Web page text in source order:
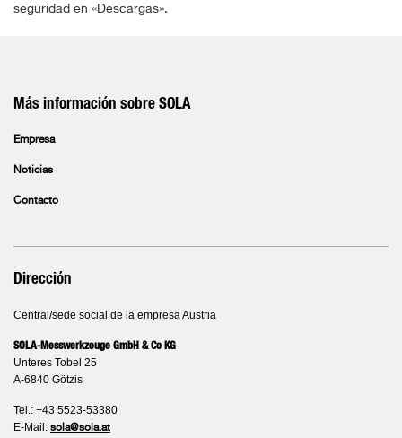
seguridad en «Descargas».
Más información sobre SOLA
Empresa
Noticias
Contacto
Dirección
Central/sede social de la empresa Austria
SOLA-Messwerkzeuge GmbH & Co KG
Unteres Tobel 25
A-6840 Götzis
Tel.: +43 5523-53380
E-Mail: sola@sola.at